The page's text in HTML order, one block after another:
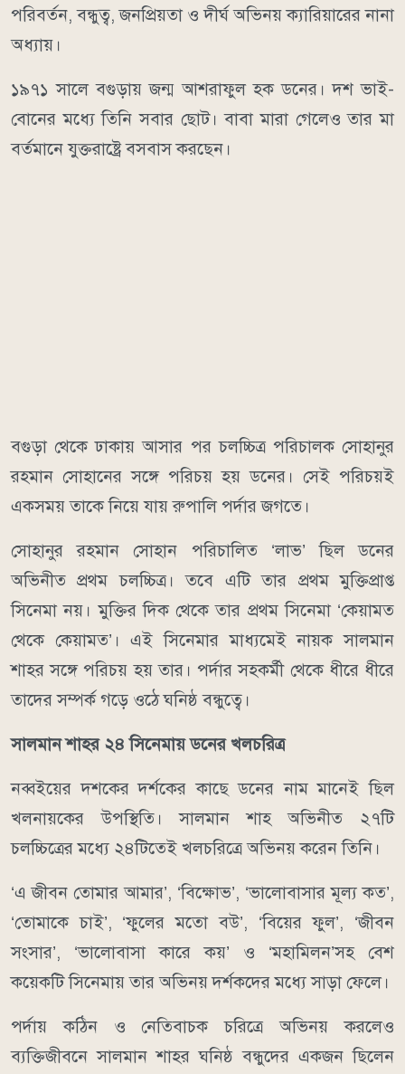
পরিবর্তন, বন্ধুত্ব, জনপ্রিয়তা ও দীর্ঘ অভিনয় ক্যারিয়ারের নানা
অধ্যায়।
১৯৭১ সালে বগুড়ায় জন্ম আশরাফুল হক ডনের। দশ ভাই-
বোনের মধ্যে তিনি সবার ছোট। বাবা মারা গেলেও তার মা
বর্তমানে যুক্তরাষ্ট্রে বসবাস করছেন।
বগুড়া থেকে ঢাকায় আসার পর চলচ্চিত্র পরিচালক সোহানুর
রহমান সোহানের সঙ্গে পরিচয় হয় ডনের। সেই পরিচয়ই
একসময় তাকে নিয়ে যায় রুপালি পর্দার জগতে।
সোহানুর রহমান সোহান পরিচালিত ‘লাভ’ ছিল ডনের
অভিনীত প্রথম চলচ্চিত্র। তবে এটি তার প্রথম মুক্তিপ্রাপ্ত
সিনেমা নয়। মুক্তির দিক থেকে তার প্রথম সিনেমা ‘কেয়ামত
থেকে কেয়ামত’। এই সিনেমার মাধ্যমেই নায়ক সালমান
শাহর সঙ্গে পরিচয় হয় তার। পর্দার সহকর্মী থেকে ধীরে ধীরে
তাদের সম্পর্ক গড়ে ওঠে ঘনিষ্ঠ বন্ধুত্বে।
সালমান শাহর ২৪ সিনেমায় ডনের খলচরিত্র
নব্বইয়ের দশকের দর্শকের কাছে ডনের নাম মানেই ছিল
খলনায়কের উপস্থিতি। সালমান শাহ অভিনীত ২৭টি
চলচ্চিত্রের মধ্যে ২৪টিতেই খলচরিত্রে অভিনয় করেন তিনি।
‘এ জীবন তোমার আমার’, ‘বিক্ষোভ’, ‘ভালোবাসার মূল্য কত’,
‘তোমাকে চাই’, ‘ফুলের মতো বউ’, ‘বিয়ের ফুল’, ‘জীবন
সংসার’, ‘ভালোবাসা কারে কয়’ ও ‘মহামিলন’সহ বেশ
কয়েকটি সিনেমায় তার অভিনয় দর্শকদের মধ্যে সাড়া ফেলে।
পর্দায় কঠিন ও নেতিবাচক চরিত্রে অভিনয় করলেও
ব্যক্তিজীবনে সালমান শাহর ঘনিষ্ঠ বন্ধুদের একজন ছিলেন